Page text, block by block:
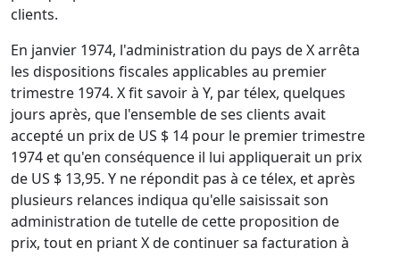
clients.
En janvier 1974, l'administration du pays de X arrêta
les dispositions fiscales applicables au premier
trimestre 1974. X fit savoir à Y, par télex, quelques
jours après, que l'ensemble de ses clients avait
accepté un prix de US $ 14 pour le premier trimestre
1974 et qu'en conséquence il lui appliquerait un prix
de US $ 13,95. Y ne répondit pas à ce télex, et après
plusieurs relances indiqua qu'elle saisissait son
administration de tutelle de cette proposition de
prix, tout en priant X de continuer sa facturation à